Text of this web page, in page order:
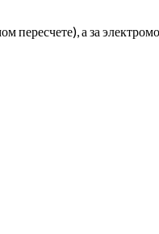
пересчете), а за